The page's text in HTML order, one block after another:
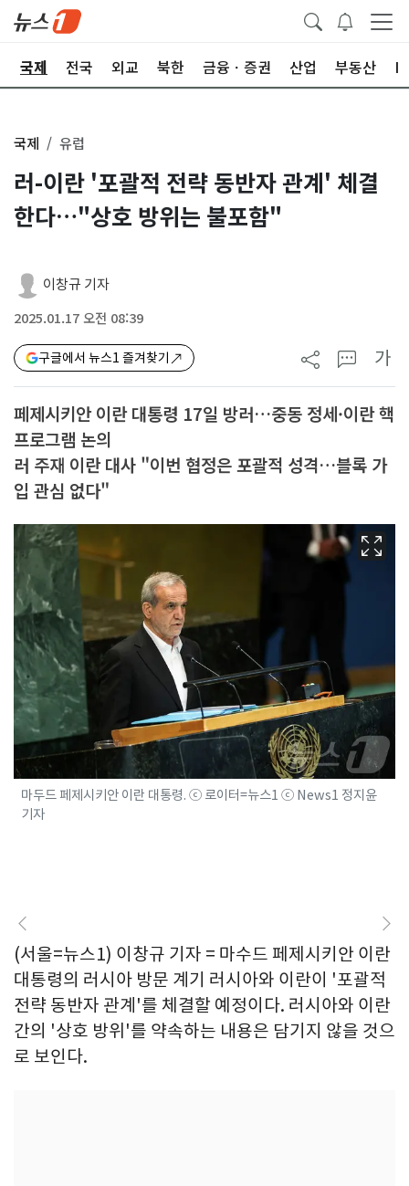
국제 전국 외교 북한 금융ㆍ증권 산업 부동산
국제 유럽
러-이란 '포괄적 전략 동반자 관계' 체결
한다…"상호 방위는 불포함"
이창규 기자
2025.01.17 오전 08:39
구글에서 뉴스1 즐겨찾기 가
페제시키안 이란 대통령 17일 방러…중동 정세·이란 핵
프로그램 논의
러 주재 이란 대사 "이번 협정은 포괄적 성격…블록 가
입 관심 없다"
마두드 페제시키안 이란 대통령. ⓒ 로이터=뉴스1 ⓒ News1 정지윤
기자
(서울=뉴스1) 이창규 기자 = 마수드 페제시키안 이란
대통령의 러시아 방문 계기 러시아와 이란이 '포괄적
전략 동반자 관계'를 체결할 예정이다. 러시아와 이란
간의 '상호 방위'를 약속하는 내용은 담기지 않을 것으
로 보인다.